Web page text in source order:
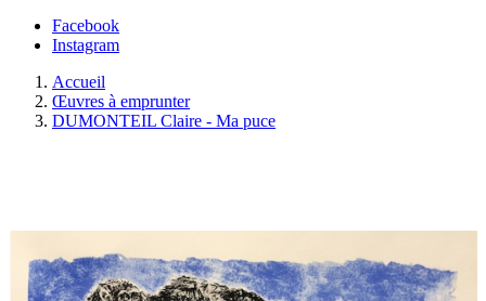
Facebook
Instagram
Accueil
Œuvres à emprunter
DUMONTEIL Claire - Ma puce